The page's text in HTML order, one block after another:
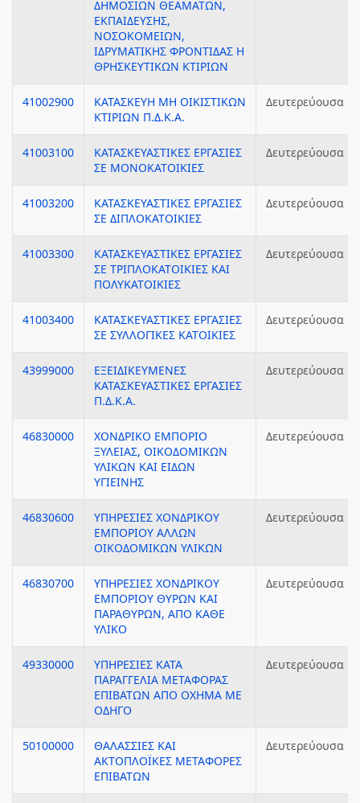
ΔΗΜΟΣΙΩΝ ΘΕΑΜΑΤΩΝ,
ΕΚΠΑΙΔΕΥΣΗΣ,
ΝΟΣΟΚΟΜΕΙΩΝ,
ΙΔΡΥΜΑΤΙΚΗΣ ΦΡΟΝΤΙΔΑΣ Η
ΘΡΗΣΚΕΥΤΙΚΩΝ ΚΤΙΡΙΩΝ
41002900
ΚΑΤΑΣΚΕΥΗ ΜΗ ΟΙΚΙΣΤΙΚΩΝ
ΚΤΙΡΙΩΝ Π.Δ.Κ.Α.
Δευτερεύουσα
41003100
ΚΑΤΑΣΚΕΥΑΣΤΙΚΕΣ ΕΡΓΑΣΙΕΣ
ΣΕ ΜΟΝΟΚΑΤΟΙΚΙΕΣ
Δευτερεύουσα
41003200
ΚΑΤΑΣΚΕΥΑΣΤΙΚΕΣ ΕΡΓΑΣΙΕΣ
ΣΕ ΔΙΠΛΟΚΑΤΟΙΚΙΕΣ
Δευτερεύουσα
41003300
ΚΑΤΑΣΚΕΥΑΣΤΙΚΕΣ ΕΡΓΑΣΙΕΣ
ΣΕ ΤΡΙΠΛΟΚΑΤΟΙΚΙΕΣ ΚΑΙ
ΠΟΛΥΚΑΤΟΙΚΙΕΣ
Δευτερεύουσα
41003400
ΚΑΤΑΣΚΕΥΑΣΤΙΚΕΣ ΕΡΓΑΣΙΕΣ
ΣΕ ΣΥΛΛΟΓΙΚΕΣ ΚΑΤΟΙΚΙΕΣ
Δευτερεύουσα
43999000
ΕΞΕΙΔΙΚΕΥΜΕΝΕΣ
ΚΑΤΑΣΚΕΥΑΣΤΙΚΕΣ ΕΡΓΑΣΙΕΣ
Π.Δ.Κ.Α.
Δευτερεύουσα
46830000
ΧΟΝΔΡΙΚΟ ΕΜΠΟΡΙΟ
ΞΥΛΕΙΑΣ, ΟΙΚΟΔΟΜΙΚΩΝ
ΥΛΙΚΩΝ ΚΑΙ ΕΙΔΩΝ
ΥΓΙΕΙΝΗΣ
Δευτερεύουσα
46830600
ΥΠΗΡΕΣΙΕΣ ΧΟΝΔΡΙΚΟΥ
ΕΜΠΟΡΙΟΥ ΑΛΛΩΝ
ΟΙΚΟΔΟΜΙΚΩΝ ΥΛΙΚΩΝ
Δευτερεύουσα
46830700
ΥΠΗΡΕΣΙΕΣ ΧΟΝΔΡΙΚΟΥ
ΕΜΠΟΡΙΟΥ ΘΥΡΩΝ ΚΑΙ
ΠΑΡΑΘΥΡΩΝ, ΑΠΟ ΚΑΘΕ
ΥΛΙΚΟ
Δευτερεύουσα
49330000
ΥΠΗΡΕΣΙΕΣ ΚΑΤΑ
ΠΑΡΑΓΓΕΛΙΑ ΜΕΤΑΦΟΡΑΣ
ΕΠΙΒΑΤΩΝ ΑΠΟ ΟΧΗΜΑ ΜΕ
ΟΔΗΓΟ
Δευτερεύουσα
50100000
ΘΑΛΑΣΣΙΕΣ ΚΑΙ
ΑΚΤΟΠΛΟΪΚΕΣ ΜΕΤΑΦΟΡΕΣ
ΕΠΙΒΑΤΩΝ
Δευτερεύουσα